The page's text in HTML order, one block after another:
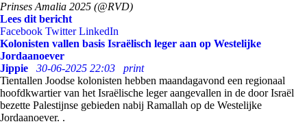
Prinses Amalia 2025 (@RVD)
Lees dit bericht
Facebook Twitter LinkedIn
Kolonisten vallen basis Israëlisch leger aan op Westelijke
Jordaanoever
Jippie
30-06-2025 22:03
print
Tientallen Joodse kolonisten hebben maandagavond een regionaal
hoofdkwartier van het Israëlische leger aangevallen in de door Israël
bezette Palestijnse gebieden nabij Ramallah op de Westelijke
Jordaanoever. .